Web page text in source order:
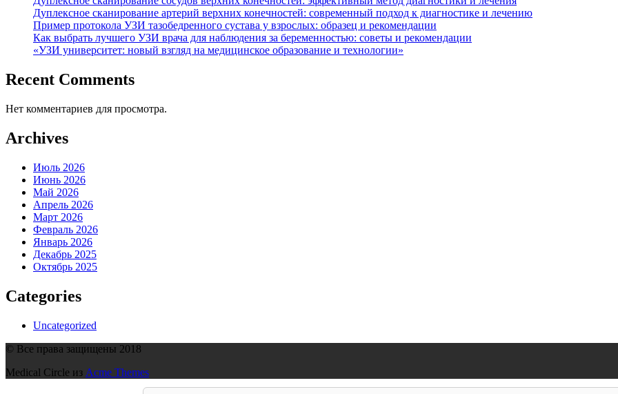
Дуплексное сканирование артерий верхних конечностей: современный подход к диагностике и лечению
Пример протокола УЗИ тазобедренного сустава у взрослых: образец и рекомендации
Как выбрать лучшего УЗИ врача для наблюдения за беременностью: советы и рекомендации
«УЗИ университет: новый взгляд на медицинское образование и технологии»
Recent Comments
Нет комментариев для просмотра.
Archives
Июль 2026
Июнь 2026
Май 2026
Апрель 2026
Март 2026
Февраль 2026
Январь 2026
Декабрь 2025
Октябрь 2025
Categories
Uncategorized
© Все права защищены 2018
Medical Circle из Acme Themes